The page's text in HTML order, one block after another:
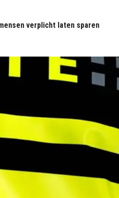
verplicht laten sparen